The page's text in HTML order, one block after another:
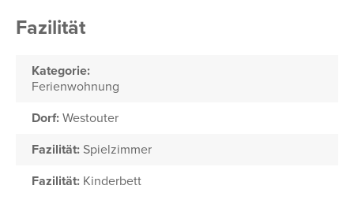
Fazilität
Kategorie:
Ferienwohnung
Dorf: Westouter
Fazilität: Spielzimmer
Fazilität: Kinderbett